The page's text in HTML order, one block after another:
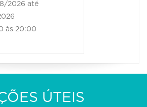
2026 até
às 20:00
ÚTEIS